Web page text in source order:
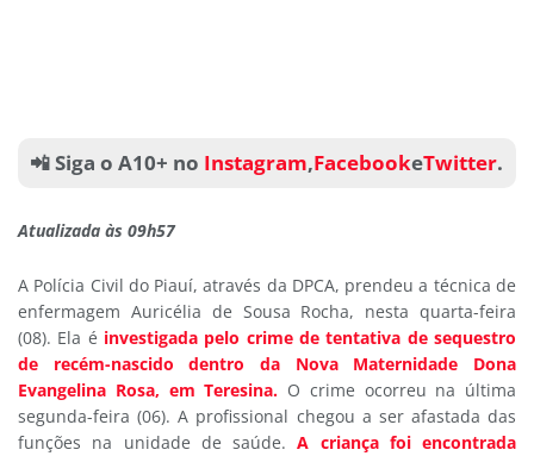
📲 Siga o A10+ no Instagram,FacebookeTwitter.
Atualizada às 09h57
A Polícia Civil do Piauí, através da DPCA, prendeu a técnica de
enfermagem Auricélia de Sousa Rocha, nesta quarta-feira
(08). Ela é investigada pelo crime de tentativa de sequestro
de recém-nascido dentro da Nova Maternidade Dona
Evangelina Rosa, em Teresina. O crime ocorreu na última
segunda-feira (06). A profissional chegou a ser afastada das
funções na unidade de saúde.A criança foi encontrada